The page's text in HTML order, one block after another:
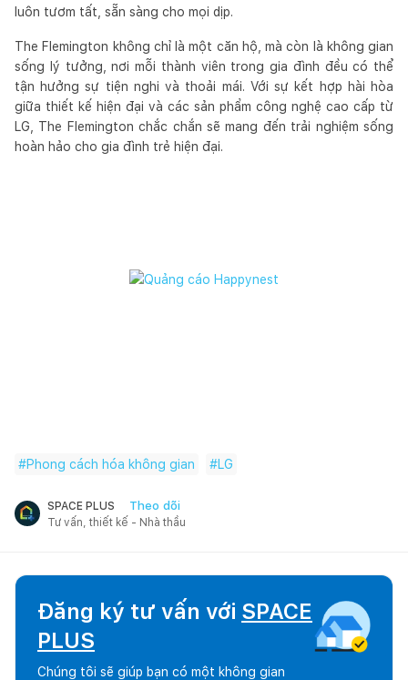
luôn tươm tất, sẵn sàng cho mọi dịp.
The Flemington không chỉ là một căn hộ, mà còn là không gian
sống lý tưởng, nơi mỗi thành viên trong gia đình đều có thể
tận hưởng sự tiện nghi và thoải mái. Với sự kết hợp hài hòa
giữa thiết kế hiện đại và các sản phẩm công nghệ cao cấp từ
LG, The Flemington chắc chắn sẽ mang đến trải nghiệm sống
hoàn hảo cho gia đình trẻ hiện đại.
#Phong cách hóa không gian #LG
SPACE PLUS Theo dõi
Tư vấn, thiết kế - Nhà thầu
Đăng ký tư vấn với SPACE
PLUS
Chúng tôi sẽ giúp bạn có một không gian